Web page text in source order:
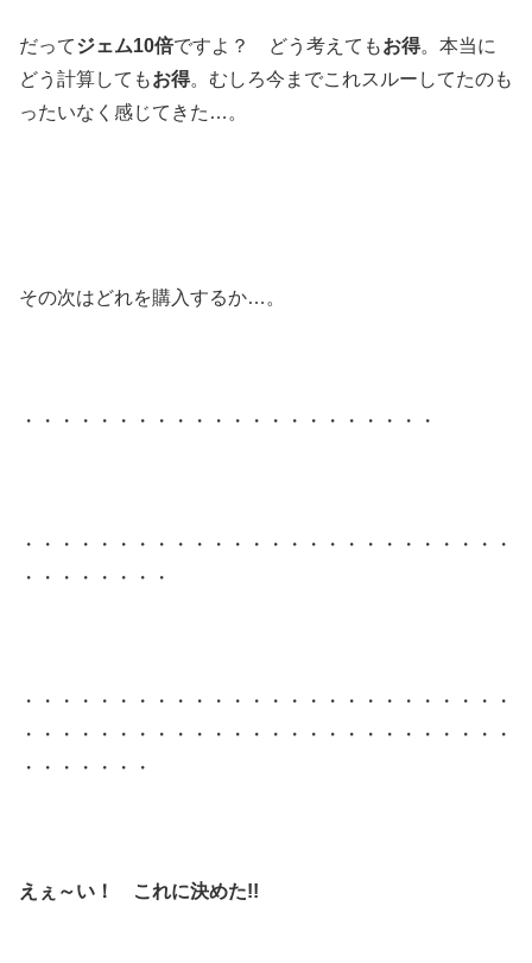
だってジェム10倍ですよ？ どう考えてもお得。本当に
どう計算してもお得。むしろ今までこれスルーしてたのも
ったいなく感じてきた…。
その次はどれを購入するか…。
・・・・・・・・・・・・・・・・・・・・・・
・・・・・・・・・・・・・・・・・・・・・・・・・・
・・・・・・・・
・・・・・・・・・・・・・・・・・・・・・・・・・・
・・・・・・・・・・・・・・・・・・・・・・・・・・
・・・・・・・
えぇ～い！ これに決めた!!